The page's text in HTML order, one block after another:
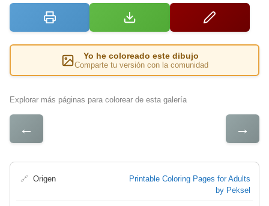
Yo he coloreado este dibujo
Comparte tu versión con la comunidad
Explorar más páginas para colorear de esta galería
← →
🔗 Origen
Printable Coloring Pages for Adults
by Peksel